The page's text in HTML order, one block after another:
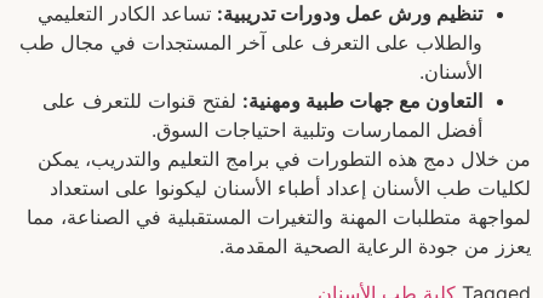
تنظيم ورش عمل ودورات تدريبية: تساعد الكادر التعليمي
والطلاب على التعرف على آخر المستجدات في مجال طب
الأسنان.
التعاون مع جهات طبية ومهنية: لفتح قنوات للتعرف على
أفضل الممارسات وتلبية احتياجات السوق.
من خلال دمج هذه التطورات في برامج التعليم والتدريب، يمكن
لكليات طب الأسنان إعداد أطباء الأسنان ليكونوا على استعداد
لمواجهة متطلبات المهنة والتغيرات المستقبلية في الصناعة، مما
يعزز من جودة الرعاية الصحية المقدمة.
Tagged كلية طب الأسنان